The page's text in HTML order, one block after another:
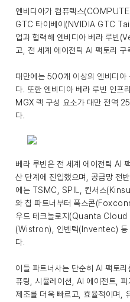
엔비디아가 컴퓨텍스
GTC 타이베이(NVIDIA GTC
업과 협력해 엔비디아 베라 루빈
고, 전 세계 에이전틱 AI 팩토리 구
대만에는 500개 이상의 엔비디아
다. 또한 엔비디아 베라 루빈 인프
MGX 랙 구성 요소가 대만 전역
다.
베라 루빈은 전 세계 에이전틱 AI
산 단계에 진입했으며, 공급망 전
에는 TSMC, SPIL, 킨서스
와 칩 파트너부터 폭스콘
우드 테크놀로지(Quanta
(Wistron), 인벤텍(Inventec) 등
다.
이들 파트너사는 단순히 AI 팩토
퓨팅, 시뮬레이션, AI 에이전트,
제조를 더욱 빠르고, 효율적이며,